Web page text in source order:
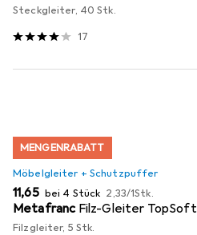
Steckgleiter, 40 Stk.
17
MENGENRABATT
Möbelgleiter + Schutzpuffer
EUR
11,65 bei 4 Stück EUR
2,33/1Stk.
Metafranc Filz-Gleiter TopSoft
Filzgleiter, 5 Stk.